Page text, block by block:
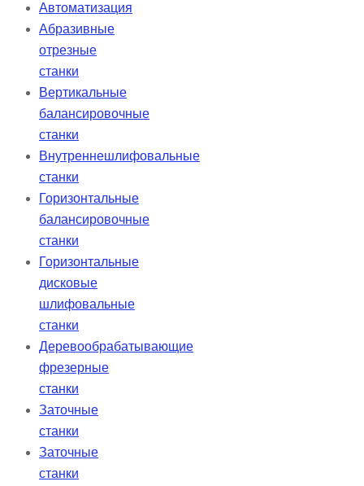
Автоматизация
Абразивные
отрезные
станки
Вертикальные
балансировочные
станки
Внутреннешлифовальные
станки
Горизонтальные
балансировочные
станки
Горизонтальные
дисковые
шлифовальные
станки
Деревообрабатывающие
фрезерные
станки
Заточные
станки
Заточные
станки